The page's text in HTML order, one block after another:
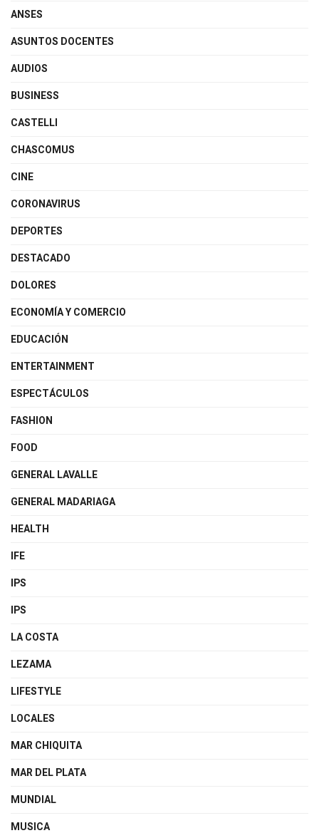
ANSES
ASUNTOS DOCENTES
AUDIOS
BUSINESS
CASTELLI
CHASCOMUS
CINE
CORONAVIRUS
DEPORTES
DESTACADO
DOLORES
ECONOMÍA Y COMERCIO
EDUCACIÓN
ENTERTAINMENT
ESPECTÁCULOS
FASHION
FOOD
GENERAL LAVALLE
GENERAL MADARIAGA
HEALTH
IFE
IPS
IPS
LA COSTA
LEZAMA
LIFESTYLE
LOCALES
MAR CHIQUITA
MAR DEL PLATA
MUNDIAL
MUSICA